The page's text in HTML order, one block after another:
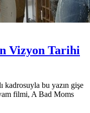
Vizyon Tarihi
bu yazın gişe
filmi, A Bad Moms